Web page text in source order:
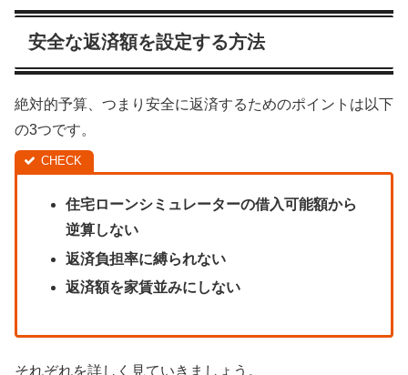
安全な返済額を設定する方法
絶対的予算、つまり安全に返済するためのポイントは以下
の3つです。
住宅ローンシミュレーターの借入可能額から
逆算しない
返済負担率に縛られない
返済額を家賃並みにしない
それぞれを詳しく見ていきましょう。